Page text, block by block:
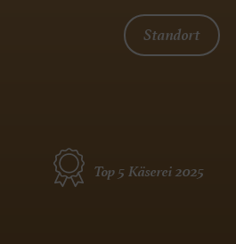
Standort
Top 5 Käserei 2025